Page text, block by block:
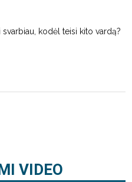
svarbiau, kodėl teisi kito vardą?
VIDEO